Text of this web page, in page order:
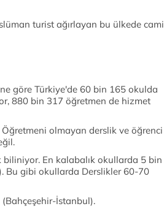
turist ağırlayan bu ülkede cami
göre Türkiye'de 60 bin 165 okulda
880 bin 317 öğretmen de hizmet
olmayan derslik ve öğrenci
biliniyor. En kalabalık okullarda 5 bin
Bu gibi okullarda Derslikler 60-70
İstanbul).